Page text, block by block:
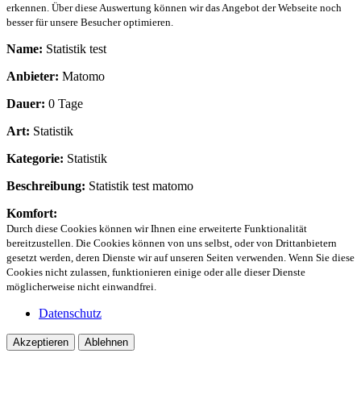
erkennen. Über diese Auswertung können wir das Angebot der Webseite noch
besser für unsere Besucher optimieren.
Name: Statistik test
Anbieter: Matomo
Dauer: 0 Tage
Art: Statistik
Kategorie: Statistik
Beschreibung: Statistik test matomo
Komfort:
Durch diese Cookies können wir Ihnen eine erweiterte Funktionalität
bereitzustellen. Die Cookies können von uns selbst, oder von Drittanbietern
gesetzt werden, deren Dienste wir auf unseren Seiten verwenden. Wenn Sie diese
Cookies nicht zulassen, funktionieren einige oder alle dieser Dienste
möglicherweise nicht einwandfrei.
Datenschutz
Akzeptieren Ablehnen